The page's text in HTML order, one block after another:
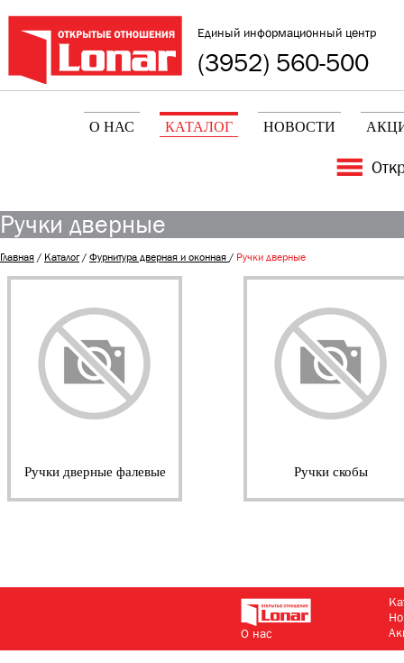
Единый информационный центр
(3952) 560-500
О НАС КАТАЛОГ НОВОСТИ
Ручки дверные
Главная/ Каталог/Фурнитура дверная и оконная/ Ручки дверные
Ручки дверные фалевые Ручки скобы
О нас